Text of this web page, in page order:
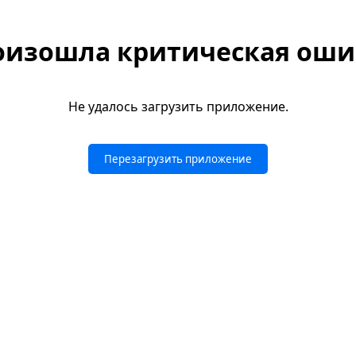
критическая
Не удалось загрузить приложение.
Перезагрузить приложение